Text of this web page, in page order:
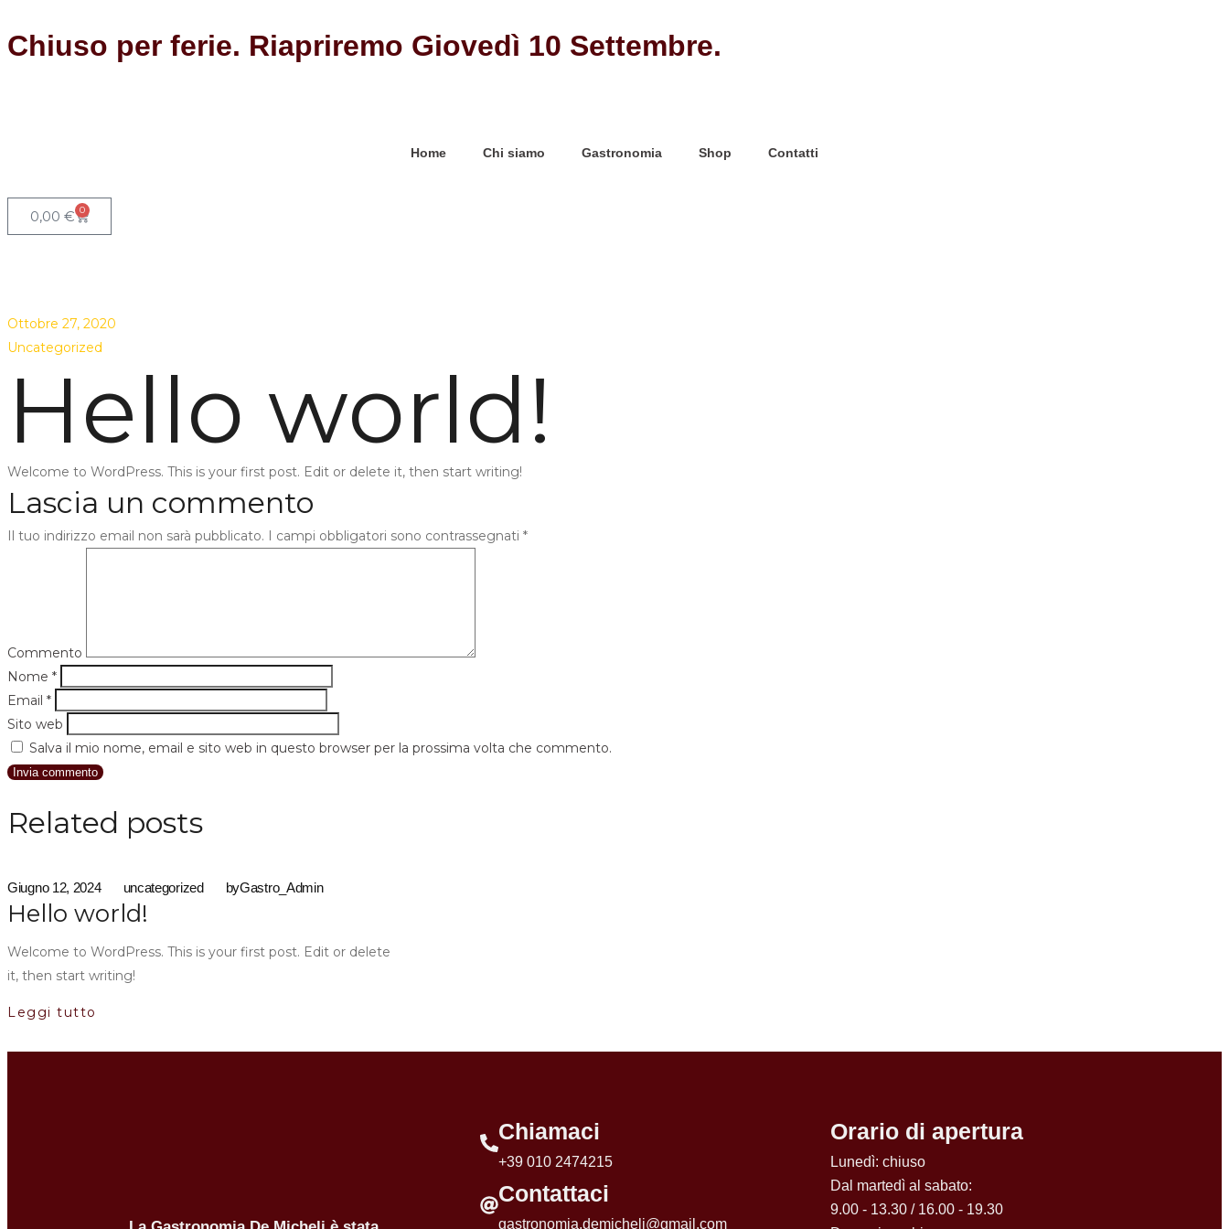
Chiuso per ferie. Riapriremo Giovedì 10 Settembre.
Home Chi siamo Gastronomia Shop Contatti
0,00 € 0
Ottobre 27, 2020
Uncategorized
Hello world!
Welcome to WordPress. This is your first post. Edit or delete it, then start writing!
Lascia un commento
Il tuo indirizzo email non sarà pubblicato. I campi obbligatori sono contrassegnati *
Commento
Nome *
Email *
Sito web
Salva il mio nome, email e sito web in questo browser per la prossima volta che commento.
Invia commento
Related posts
Giugno 12, 2024 uncategorized byGastro_Admin
Hello world!
Welcome to WordPress. This is your first post. Edit or delete
it, then start writing!
Leggi tutto
Chiamaci
+39 010 2474215
Contattaci
gastronomia.demicheli@gmail.com
Orario di apertura
Lunedì: chiuso
Dal martedì al sabato:
9.00 - 13.30 / 16.00 - 19.30